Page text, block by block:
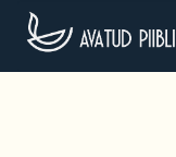
Skip
content